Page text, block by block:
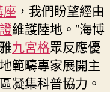
，我們盼望經由
維護陸地。”海博
雅九宮格眾反應優
範疇專家展開主
凝集科普協力。